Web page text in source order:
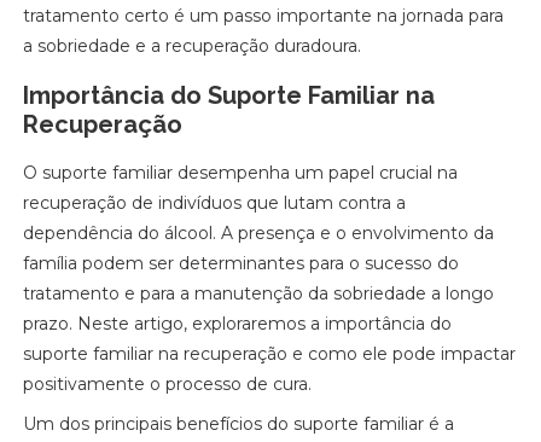
tratamento certo é um passo importante na jornada para
a sobriedade e a recuperação duradoura.
Importância do Suporte Familiar na
Recuperação
O suporte familiar desempenha um papel crucial na
recuperação de indivíduos que lutam contra a
dependência do álcool. A presença e o envolvimento da
família podem ser determinantes para o sucesso do
tratamento e para a manutenção da sobriedade a longo
prazo. Neste artigo, exploraremos a importância do
suporte familiar na recuperação e como ele pode impactar
positivamente o processo de cura.
Um dos principais benefícios do suporte familiar é a